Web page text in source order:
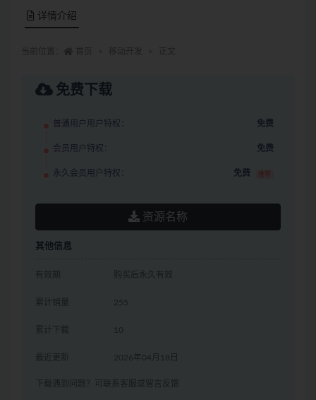
详情介绍
免费下载
普通用户用户特权： 免费
会员用户特权： 免费
永久会员用户特权： 免费 推荐
资源名称
其他信息
有效期 购买后永久有效
累计销量 255
累计下载 10
最近更新 2026年04月18日
下载遇到问题？可联系客服或留言反馈